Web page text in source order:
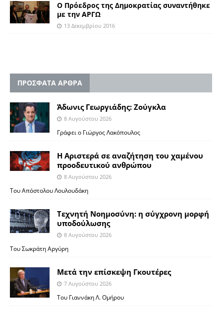
Ο Πρόεδρος της Δημοκρατίας συναντήθηκε
με την ΑΡΓΩ
13 Δεκεμβρίου 2016
ΠΡΟΣΦΑΤΑ ΑΡΘΡΑ
Άδωνις Γεωργιάδης: Ζούγκλα
8 Αυγούστου 2026
Γράφει ο Γιώργος Λακόπουλος
Η Αριστερά σε αναζήτηση του χαμένου
προοδευτικού ανθρώπου
8 Αυγούστου 2026
Του Απόστολου Λουλουδάκη
Τεχνητή Νοημοσύνη: η σύγχρονη μορφή
υποδούλωσης
8 Αυγούστου 2026
Του Σωκράτη Αργύρη
Μετά την επίσκεψη Γκουτέρες
7 Αυγούστου 2026
Του Γιαννάκη Λ. Ομήρου